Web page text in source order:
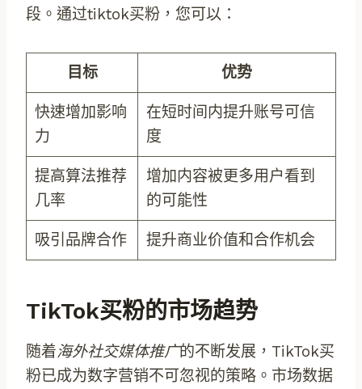
段。通过tiktok买粉，您可以：
目标 优势
快速增加影响
力
在短时间内提升账号可信
度
提高算法推荐
几率
增加内容被更多用户看到
的可能性
吸引品牌合作 提升商业价值和合作机会
TikTok买粉的市场趋势
随着海外社交媒体推广的不断发展，TikTok买
粉已成为数字营销不可忽视的策略。市场数据